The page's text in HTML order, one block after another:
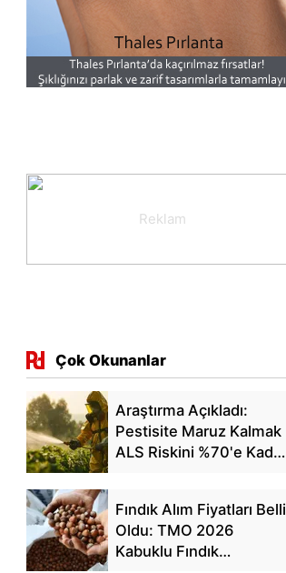
Çok Okunanlar
Araştırma Açıkladı:
Pestisite Maruz Kalmak
ALS Riskini %70'e Kadar
Fındık Alım Fiyatları Belli
Oldu: TMO 2026
Kabuklu Fındık